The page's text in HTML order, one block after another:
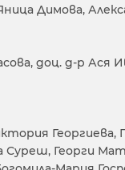
Димова,
доц. д-р Ася
Георгиева,
Суреш, Георги